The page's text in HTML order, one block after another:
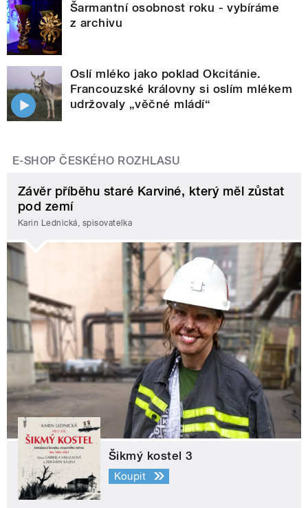
Šarmantní osobnost roku - vybíráme
z archivu
Oslí mléko jako poklad Okcitánie.
Francouzské královny si oslím mlékem
udržovaly „věčné mládí“
E-SHOP ČESKÉHO ROZHLASU
Závěr příběhu staré Karviné, který měl zůstat
pod zemí
Karin Lednická, spisovatelka
Šikmý kostel 3
Koupit